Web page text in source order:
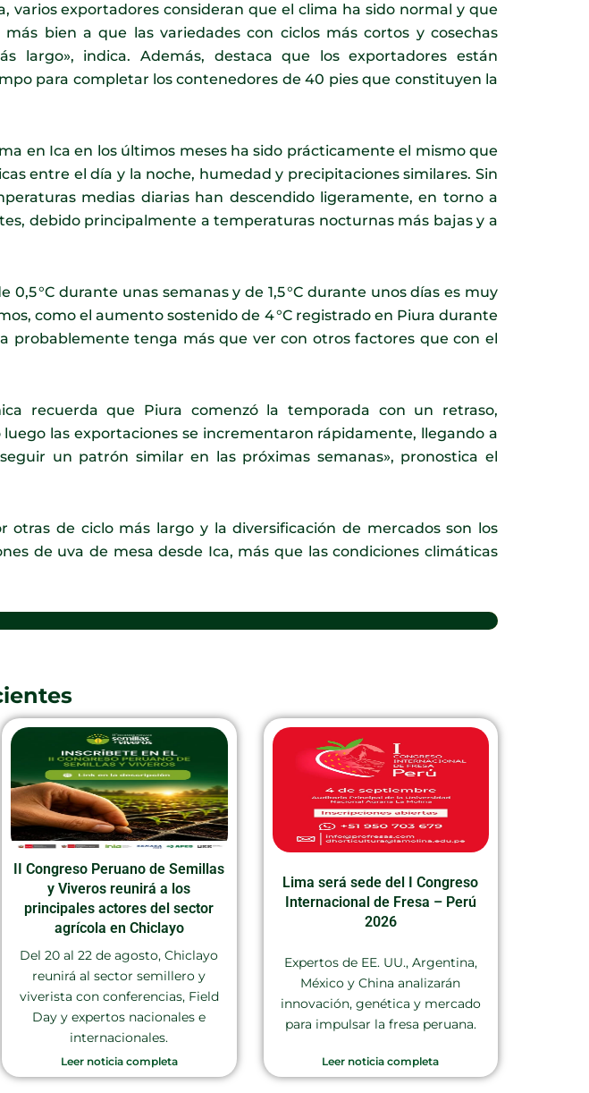
exportadores consideran que el clima ha sido normal y que
bien a que las variedades con ciclos más cortos y cosechas
largo», indica. Además, destaca que los exportadores están
para completar los contenedores de 40 pies que constituyen la
en Ica en los últimos meses ha sido prácticamente el mismo que
entre el día y la noche, humedad y precipitaciones similares. Sin
medias diarias han descendido ligeramente, en torno a
debido principalmente a temperaturas nocturnas más bajas y a
°C durante unas semanas y de 1,5 °C durante unos días es muy
como el aumento sostenido de 4 °C registrado en Piura durante
probablemente tenga más que ver con otros factores que con el
recuerda que Piura comenzó la temporada con un retraso,
las exportaciones se incrementaron rápidamente, llegando a
un patrón similar en las próximas semanas», pronostica el
de ciclo más largo y la diversificación de mercados son los
de uva de mesa desde Ica, más que las condiciones climáticas
II Congreso Peruano de Semillas
y Viveros reunirá a los
principales actores del sector
agrícola en Chiclayo
Del 20 al 22 de agosto, Chiclayo
reunirá al sector semillero y
viverista con conferencias, Field
Day y expertos nacionales e
internacionales.
Leer noticia completa
Lima será sede del I Congreso
Internacional de Fresa – Perú
2026
Expertos de EE. UU., Argentina,
México y China analizarán
innovación, genética y mercado
para impulsar la fresa peruana.
Leer noticia completa